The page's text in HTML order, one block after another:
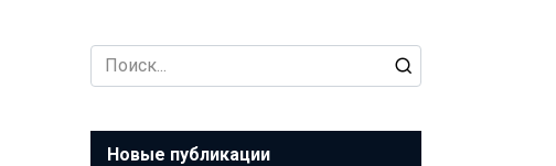
Search
for:
Новые публикации